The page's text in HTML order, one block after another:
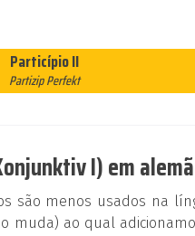
Particípio II
Partizip Perfekt
I) em
são menos usados na
muda) ao qual